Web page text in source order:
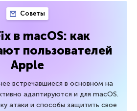
Советы
в macOS: как
пользователей
Apple
встречавшиеся в основном на
адаптируются и для macOS.
атаки и способы защитить свое